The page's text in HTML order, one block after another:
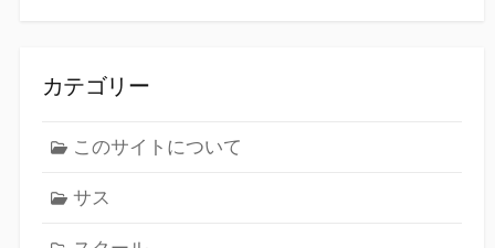
カテゴリー
このサイトについて
サス